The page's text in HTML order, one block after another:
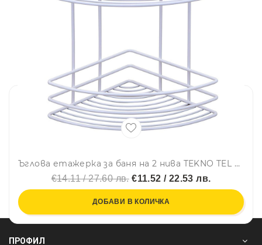
Ъглова етажерка за баня на 2 нива TEKNO TEL BK 022, 21х21х28 см, Закрепване с дюбел, Бял
€14.11 / 27.60 лв.€11.52 / 22.53 лв.
ДОБАВИ В КОЛИЧКА
ПРОФИЛ